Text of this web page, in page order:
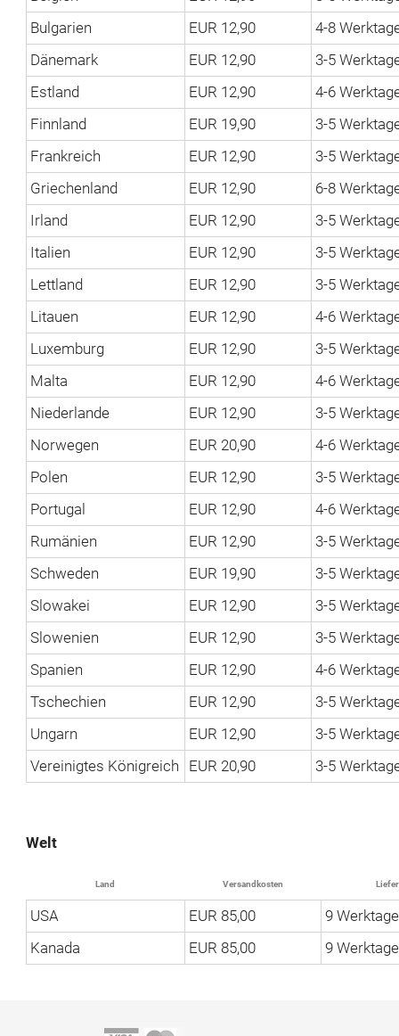
Bulgarien
EUR 12,90
4-8
Dänemark
EUR 12,90
3-5
Estland
EUR 12,90
4-6
Finnland
EUR 19,90
3-5
Frankreich
EUR 12,90
3-5
Griechenland
EUR 12,90
6-8
Irland
EUR 12,90
3-5
Italien
EUR 12,90
3-5
Lettland
EUR 12,90
3-5
Litauen
EUR 12,90
4-6
Luxemburg
EUR 12,90
3-5
Malta
EUR 12,90
4-6
Niederlande
EUR 12,90
3-5
Norwegen
EUR 20,90
4-6
Polen
EUR 12,90
3-5
Portugal
EUR 12,90
4-6
Rumänien
EUR 12,90
3-5
Schweden
EUR 19,90
3-5
Slowakei
EUR 12,90
3-5
Slowenien
EUR 12,90
3-5
Spanien
EUR 12,90
4-6
Tschechien
EUR 12,90
3-5
Ungarn
EUR 12,90
3-5
Vereinigtes Königreich
EUR 20,90 3-5
Welt
Land Versandkosten
USA EUR 85,00
9 Werktage
Kanada
EUR 85,00 9 Werktage